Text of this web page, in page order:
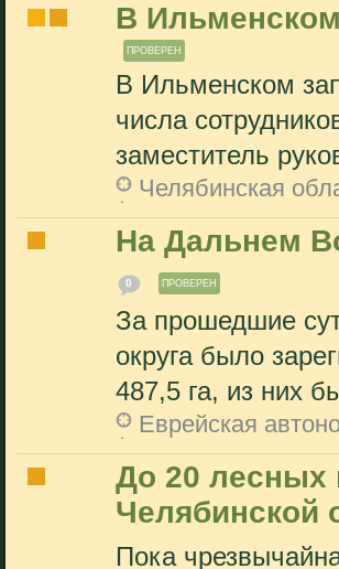
В
ПРОВЕРЕН
В Ильменском
числа
заместитель
Челябинская
На Дальнем
0 ПРОВЕРЕН
За прошедшие
округа было
487,5 га, из них
Еврейская
До 20 лесных
Челябинской
Пока